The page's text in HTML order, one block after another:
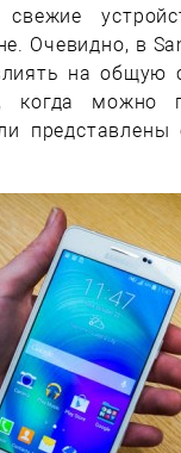
Очевидно, в
на общую
можно